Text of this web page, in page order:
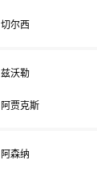
切尔西
兹沃勒
阿贾克斯
阿森纳